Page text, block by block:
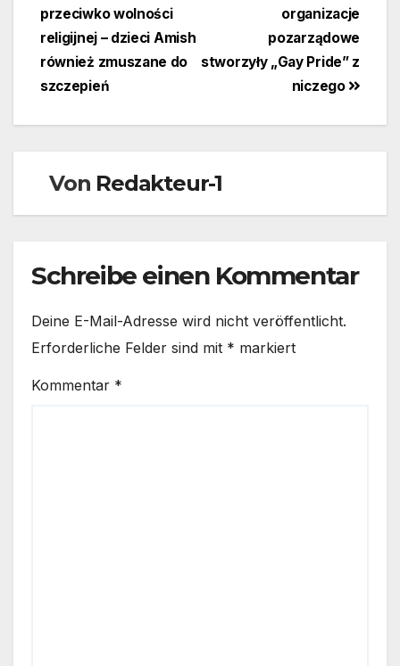
organizacje
pozarządowe
stworzyły „Gay Pride” z
niczego
przeciwko wolności
religijnej – dzieci Amish
również zmuszane do
szczepień
Von Redakteur-1
Schreibe einen Kommentar
Deine E-Mail-Adresse wird nicht veröffentlicht.
Erforderliche Felder sind mit * markiert
Kommentar *